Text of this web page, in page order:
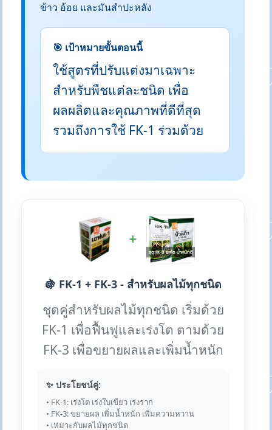
ข้าว อ้อย และมันสำปะหลัง
🎯 เป้าหมายขั้นตอนนี้
ใช้สูตรที่ปรับแต่งมาเฉพาะ
สำหรับพืชแต่ละชนิด เพื่อ
ผลผลิตและคุณภาพที่ดีที่สุด
รวมถึงการใช้ FK-1 ร่วมด้วย
+
🍇 FK-1 + FK-3 - สำหรับผลไม้ทุกชนิด
ชุดคู่สำหรับผลไม้ทุกชนิด เริ่มด้วย
FK-1 เพื่อฟื้นฟูและเร่งโต ตามด้วย
FK-3 เพื่อขยายผลและเพิ่มน้ำหนัก
✨ ประโยชน์คู่:
• FK-1: เร่งโต เร่งใบเขียว เร่งราก
• FK-3: ขยายผล เพิ่มน้ำหนัก เพิ่มความหวาน
• เหมาะกับผลไม้ทุกชนิด